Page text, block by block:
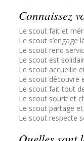
Connaissez
Le scout fait et
Le scout s’engage
Le scout rend
Le scout est
Le scout accueille
Le scout découvre
Le scout fait tout
Le scout sourit et
Le scout partage
Le scout respecte